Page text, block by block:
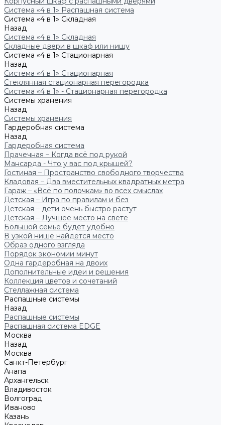
Система «4 в 1» Распашная система
Система «4 в 1» Складная
Назад
Система «4 в 1» Складная
Складные двери в шкаф или нишу
Система «4 в 1» Стационарная
Назад
Система «4 в 1» Стационарная
Стеклянная стационарная перегородка
Система «4 в 1» - Стационарная перегородка
Системы хранения
Назад
Системы хранения
Гардеробная система
Назад
Гардеробная система
Прачечная – Когда всё под рукой
Мансарда - Что у вас под крышей?
Гостиная – Пространство свободного творчества
Кладовая – Два вместительных квадратных метра
Гараж – «Всё по полочкам» во всех смыслах
Детская – Игра по правилам и без
Детская – дети очень быстро растут
Детская – Лучшее место на свете
Большой семье будет удобно
В узкой нише найдется место
Образ одного взгляда
Порядок экономии минут
Одна гардеробная на двоих
Дополнительные идеи и решения
Коллекция цветов и сочетаний
Стеллажная система
Распашные системы
Назад
Распашные системы
Распашная система EDGE
Москва
Назад
Москва
Санкт-Петербург
Анапа
Архангельск
Владивосток
Волгоград
Иваново
Казань